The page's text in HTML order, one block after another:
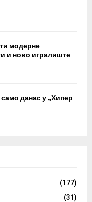
модерне
и ново игралиште
само данас у „Хипер
(177)
(31)